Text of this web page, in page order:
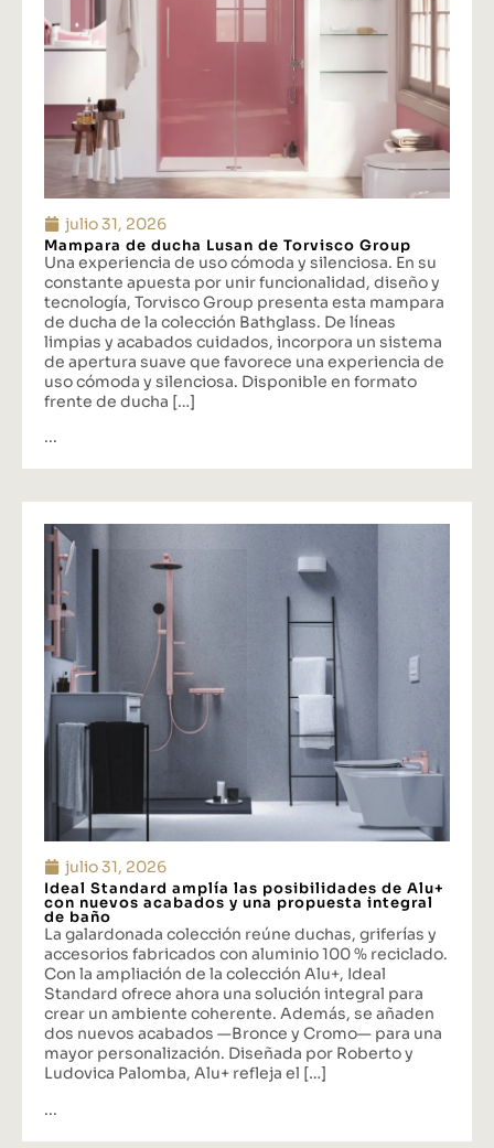
julio 31, 2026
Mampara de ducha Lusan de Torvisco Group
Una experiencia de uso cómoda y silenciosa. En su
constante apuesta por unir funcionalidad, diseño y
tecnología, Torvisco Group presenta esta mampara
de ducha de la colección Bathglass. De líneas
limpias y acabados cuidados, incorpora un sistema
de apertura suave que favorece una experiencia de
uso cómoda y silenciosa. Disponible en formato
frente de ducha […]
...
julio 31, 2026
Ideal Standard amplía las posibilidades de Alu+
con nuevos acabados y una propuesta integral
de baño
La galardonada colección reúne duchas, griferías y
accesorios fabricados con aluminio 100 % reciclado.
Con la ampliación de la colección Alu+, Ideal
Standard ofrece ahora una solución integral para
crear un ambiente coherente. Además, se añaden
dos nuevos acabados —Bronce y Cromo— para una
mayor personalización. Diseñada por Roberto y
Ludovica Palomba, Alu+ refleja el […]
...